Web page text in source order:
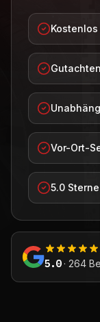
Vor-Ort-
5.0
5.0· 264